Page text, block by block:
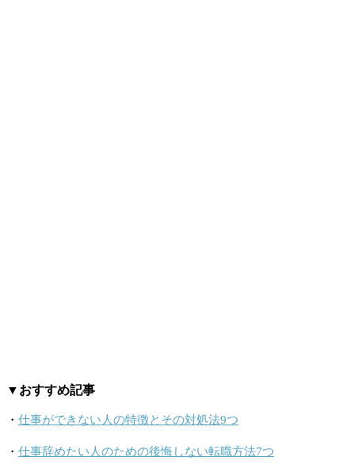
▼おすすめ記事
・ 仕事ができない人の特徴とその対処法9つ
・ 仕事辞めたい人のための後悔しない転職方法7つ